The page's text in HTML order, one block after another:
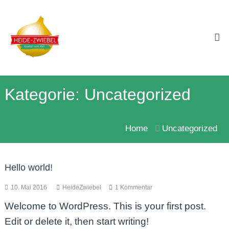
content
Zwiebel
Qualität
nach
Maß!
Kategorie: Uncategorized
Home Uncategorized
Hello world!
10. Mai 2016 HeideZwiebel 1 Kommentarzu
world!
Welcome to WordPress. This is your first post.
Edit or delete it, then start writing!